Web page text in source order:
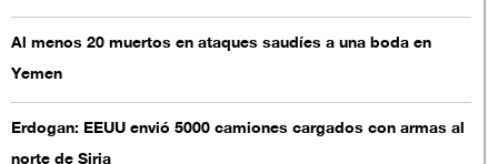
Al menos 20 muertos en ataques saudíes a una boda en
Yemen
Erdogan: EEUU envió 5000 camiones cargados con armas al
norte de Siria